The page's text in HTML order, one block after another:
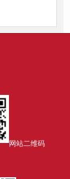
网站二维码